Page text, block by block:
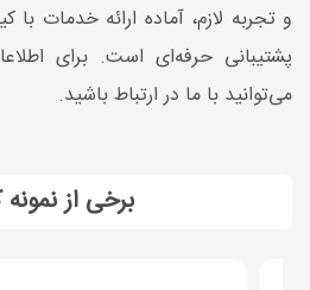
و تجربه لازم، آماده ارائه خدمات
پشتیبانی حرفه‌ای است. برای
می‌توانید با ما در ارتباط باشید.
برخی از نمونه